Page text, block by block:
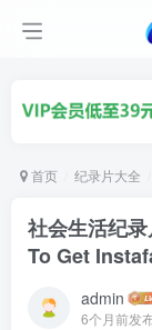
首页 纪录片大全
社会生活纪
To Get
admin
6个月前发